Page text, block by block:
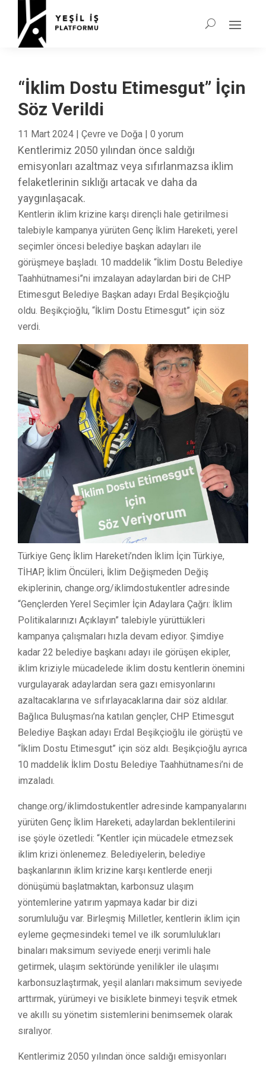
“İklim Dostu Etimesgut” İçin
Söz Verildi
11 Mart 2024 | Çevre ve Doğa | 0 yorum
Kentlerimiz 2050 yılından önce saldığı
emisyonları azaltmaz veya sıfırlanmazsa iklim
felaketlerinin sıklığı artacak ve daha da
yaygınlaşacak.
Kentlerin iklim krizine karşı dirençli hale getirilmesi
talebiyle kampanya yürüten Genç İklim Hareketi, yerel
seçimler öncesi belediye başkan adayları ile
görüşmeye başladı. 10 maddelik “İklim Dostu Belediye
Taahhütnamesi”ni imzalayan adaylardan biri de CHP
Etimesgut Belediye Başkan adayı Erdal Beşikçioğlu
oldu. Beşikçioğlu, “İklim Dostu Etimesgut” için söz
verdi.
Türkiye Genç İklim Hareketi’nden İklim İçin Türkiye,
TİHAP, İklim Öncüleri, İklim Değişmeden Değiş
ekiplerinin, change.org/iklimdostukentler adresinde
“Gençlerden Yerel Seçimler İçin Adaylara Çağrı: İklim
Politikalarınızı Açıklayın” talebiyle yürüttükleri
kampanya çalışmaları hızla devam ediyor. Şimdiye
kadar 22 belediye başkanı adayı ile görüşen ekipler,
iklim kriziyle mücadelede iklim dostu kentlerin önemini
vurgulayarak adaylardan sera gazı emisyonlarını
azaltacaklarına ve sıfırlayacaklarına dair söz aldılar.
Bağlıca Buluşması’na katılan gençler, CHP Etimesgut
Belediye Başkan adayı Erdal Beşikçioğlu ile görüştü ve
“İklim Dostu Etimesgut” için söz aldı. Beşikçioğlu ayrıca
10 maddelik İklim Dostu Belediye Taahhütnamesi’ni de
imzaladı.
change.org/iklimdostukentler adresinde kampanyalarını
yürüten Genç İklim Hareketi, adaylardan beklentilerini
ise şöyle özetledi: “Kentler için mücadele etmezsek
iklim krizi önlenemez. Belediyelerin, belediye
başkanlarının iklim krizine karşı kentlerde enerji
dönüşümü başlatmaktan, karbonsuz ulaşım
yöntemlerine yatırım yapmaya kadar bir dizi
sorumluluğu var. Birleşmiş Milletler, kentlerin iklim için
eyleme geçmesindeki temel ve ilk sorumlulukları
binaları maksimum seviyede enerji verimli hale
getirmek, ulaşım sektöründe yenilikler ile ulaşımı
karbonsuzlaştırmak, yeşil alanları maksimum seviyede
arttırmak, yürümeyi ve bisiklete binmeyi teşvik etmek
ve akıllı su yönetim sistemlerini benimsemek olarak
sıralıyor.
Kentlerimiz 2050 yılından önce saldığı emisyonları